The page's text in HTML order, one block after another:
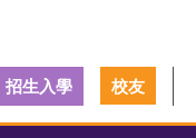
招生入學 校友